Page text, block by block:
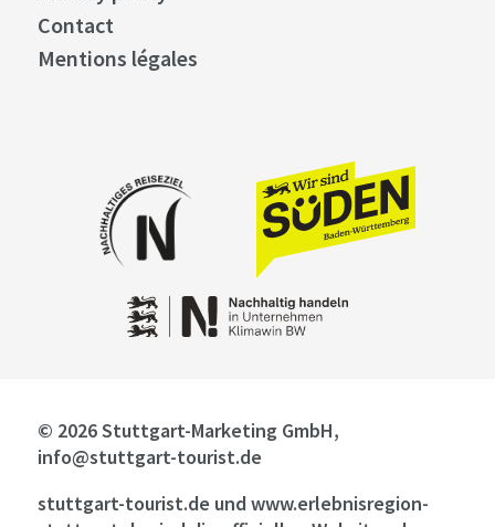
Contact
Mentions légales
© 2026 Stuttgart-Marketing GmbH,
info@stuttgart-tourist.de
stuttgart-tourist.de und www.erlebnisregion-